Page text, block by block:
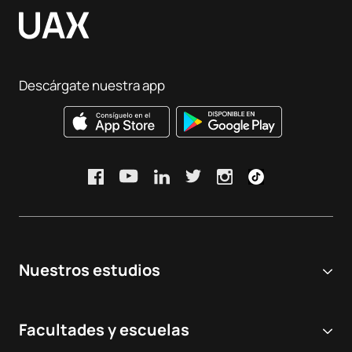
Nuestros estudios
Grados Universitarios
Facultades y escuelas
Descárgate nuestra app